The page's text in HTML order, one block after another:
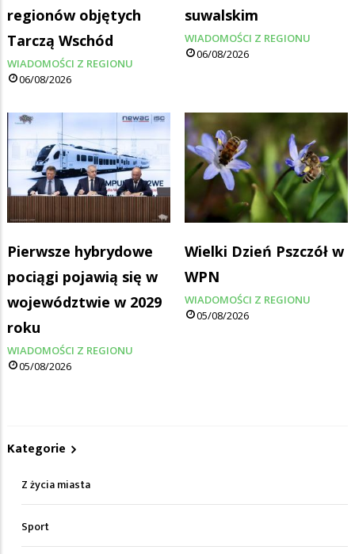
regionów objętych
Tarczą Wschód
WIADOMOŚCI Z REGIONU
06/08/2026
suwalskim
WIADOMOŚCI Z REGIONU
06/08/2026
Pierwsze hybrydowe
pociągi pojawią się w
województwie w 2029
roku
WIADOMOŚCI Z REGIONU
05/08/2026
Wielki Dzień Pszczół w
WPN
WIADOMOŚCI Z REGIONU
05/08/2026
Kategorie
Z życia miasta
Sport